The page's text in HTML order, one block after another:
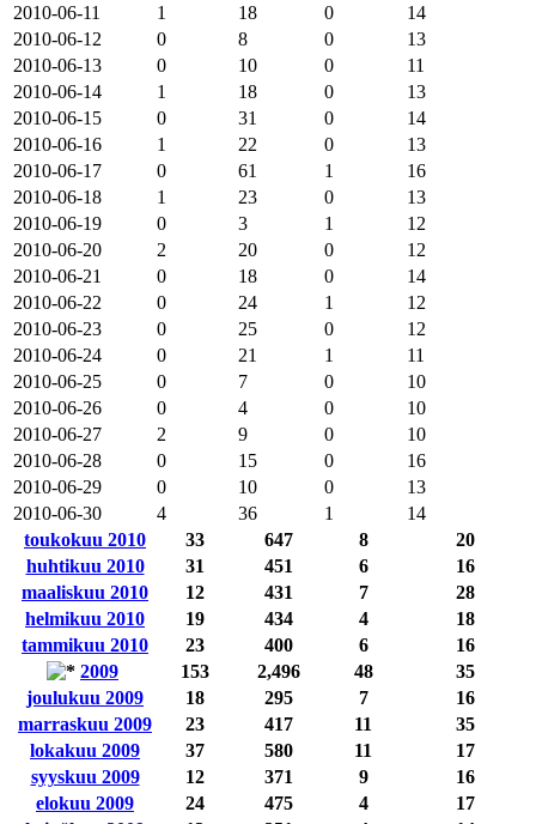
2010-06-11
1 18 0
14
2010-06-12
0 8 0
13
2010-06-13
0 10 0
11
2010-06-14
1 18 0
13
2010-06-15
0 31 0
14
2010-06-16
1 22 0
13
2010-06-17
0 61 1
16
2010-06-18
1 23 0
13
2010-06-19
0 3 1
12
2010-06-20
2 20 0
12
2010-06-21
0 18 0
14
2010-06-22
0 24 1
12
2010-06-23
0 25 0
12
2010-06-24
0 21 1
11
2010-06-25
0 7 0
10
2010-06-26
0 4 0
10
2010-06-27
2 9 0
10
2010-06-28
0 15 0
16
2010-06-29
0 10 0
13
2010-06-30
4 36 1
14
toukokuu 2010
33 647 8
20
huhtikuu 2010
31 451 6
16
maaliskuu 2010
12 431 7
28
helmikuu 2010
19 434 4
18
tammikuu 2010
23 400 6
16
2009
153 2,496 48
35
joulukuu 2009
18 295 7
16
marraskuu 2009
23 417 11
35
lokakuu 2009
37 580 11
17
syyskuu 2009
12 371 9
16
elokuu 2009
24 475 4
17